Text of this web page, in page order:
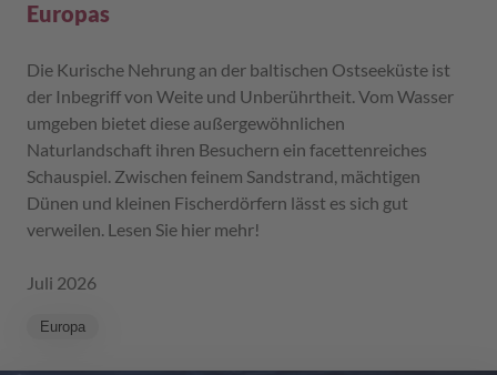
Europas
Die Kurische Nehrung an der baltischen Ostseeküste ist
der Inbegriff von Weite und Unberührtheit. Vom Wasser
umgeben bietet diese außergewöhnlichen
Naturlandschaft ihren Besuchern ein facettenreiches
Schauspiel. Zwischen feinem Sandstrand, mächtigen
Dünen und kleinen Fischerdörfern lässt es sich gut
verweilen. Lesen Sie hier mehr!
Juli 2026
Europa